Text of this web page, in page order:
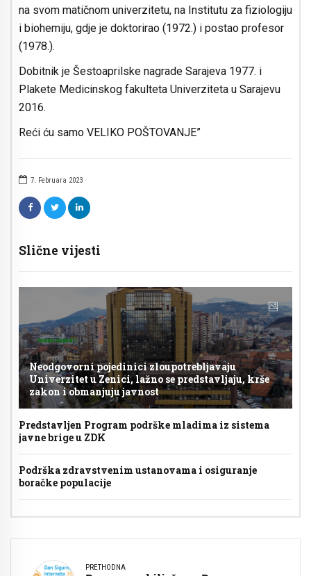
7. Februara 2023
Slične vijesti
Neodgovorni pojedinici zloupotrebljavaju
Univerzitet u Zenici, lažno se predstavljaju, krše
zakon i obmanjuju javnost
Predstavljen Program podrške mladima iz sistema
javne brige u ZDK
Podrška zdravstvenim ustanovama i osiguranje
boračke populacije
na svom matičnom univerzitetu, na Institutu za fiziologiju
i biohemiju, gdje je doktorirao (1972.) i postao profesor
(1978.).
Dobitnik je Šestoaprilske nagrade Sarajeva 1977. i
Plakete Medicinskog fakulteta Univerziteta u Sarajevu
2016.
Reći ću samo VELIKO POŠTOVANJE”
PRETHODNA